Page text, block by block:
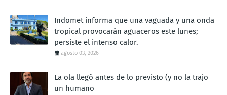
Indomet informa que una vaguada y una onda
tropical provocarán aguaceros este lunes;
persiste el intenso calor.
agosto 03, 2026
La ola llegó antes de lo previsto (y no la trajo
un humano